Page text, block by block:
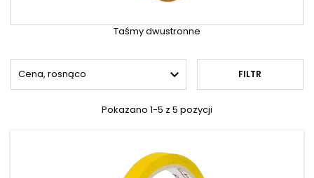
Taśmy dwustronne
Cena, rosnąco  FILTR
Pokazano 1-5 z 5 pozycji